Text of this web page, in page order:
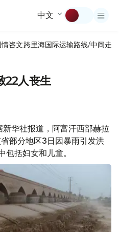
中文
情咨文跨里海国际运输路线/中间走廊
22人丧生
华社报道，阿富汗西部赫拉
部分地区3日因暴雨引发洪
括妇女和儿童。